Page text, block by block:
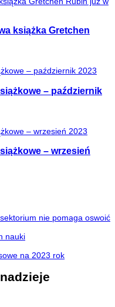
książka Gretchen
– październik
– wrzesień
nie pomaga oswoić
nauki
na 2023 rok